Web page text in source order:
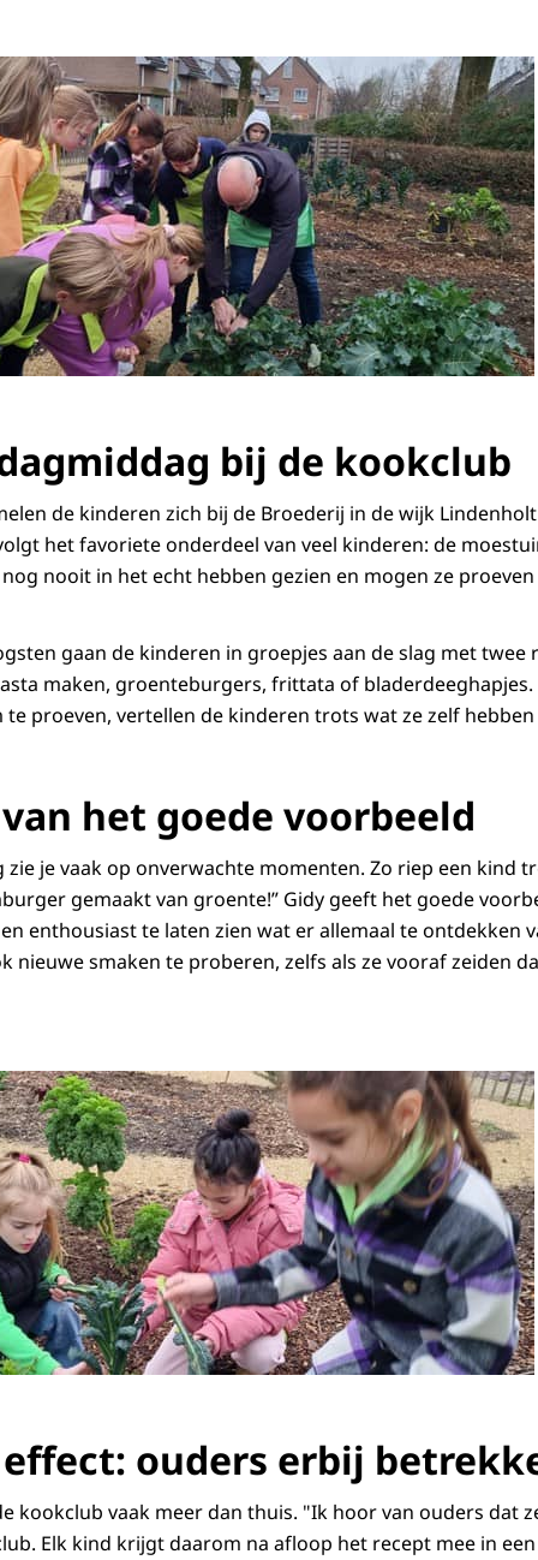
bij de kookclub
de kinderen zich bij de Broederij in de wijk
het favoriete onderdeel van veel kinderen: de
nooit in het echt hebben gezien en mogen ze
gaan de kinderen in groepjes aan de slag met twee
maken, groenteburgers, frittata of
te proeven, vertellen de kinderen trots wat ze zelf
het goede voorbeeld
zie je vaak op onverwachte momenten. Zo riep een kind
gemaakt van groente!” Gidy geeft het goede
enthousiast te laten zien wat er allemaal te ontdekken
nieuwe smaken te proberen, zelfs als ze vooraf zeiden
ouders erbij
kookclub vaak meer dan thuis. "Ik hoor van ouders dat
Elk kind krijgt daarom na afloop het recept mee in